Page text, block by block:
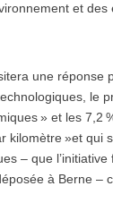
et
une réponse
le
» et les 7,2
kilomètre »et qui
– que l’initiative
à Berne –